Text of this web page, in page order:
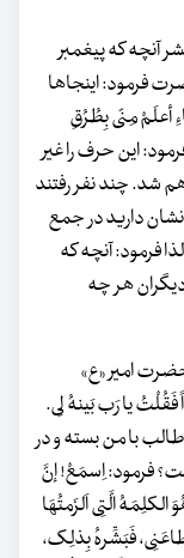
آنچه که پیغمبر
فرمود: اینجاها
أعلَمْ مِنّی بِطُرُقِ
این حرف را غیر
شد. چند نفر رفتند
دارید در جمع
فرمود: آنچه که
هر چه
امیر «ع»
یا رَب بَینهُ لِی.
طالب با من بسته و در
فرمود: اِسمَعْ! إنَّ
الکلِمَهُ الَّتِی اَلزَمتُهَا
فَبَشِّرهُ بِذلِک،